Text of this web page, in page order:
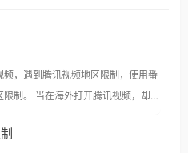
频，遇到腾讯视频地区限制，使用番
讯视频，却突